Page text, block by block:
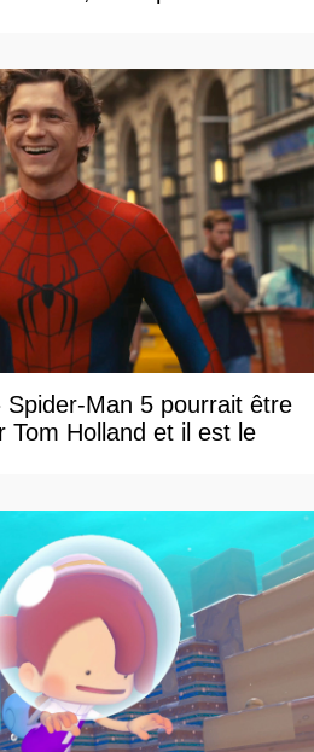
Man 5 pourrait être
Holland et il est le